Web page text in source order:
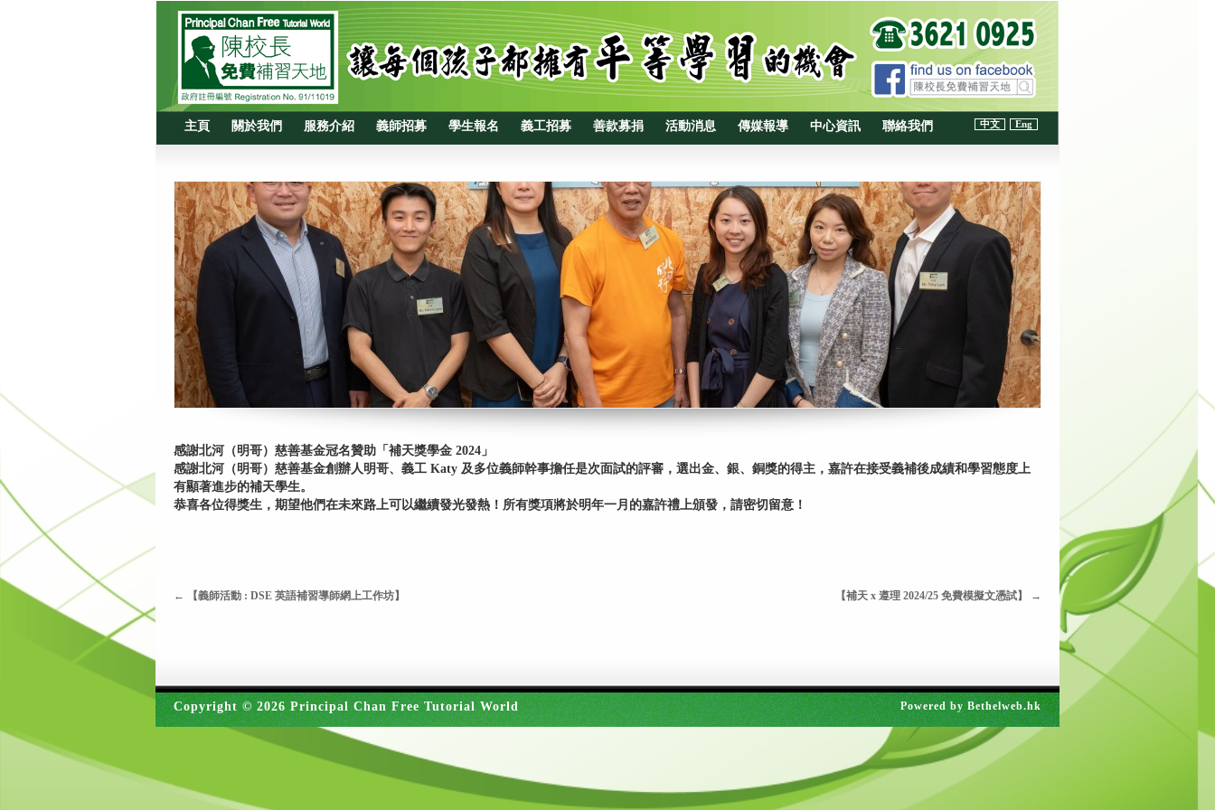
中文 Eng
主頁 關於我們 服務介紹 義師招募 學生報名 義工招募 善款募捐 活動消息 傳媒報導 中心資訊 聯絡我們
感謝北河（明哥）慈善基金冠名贊助「補天獎學金 2024」
感謝北河（明哥）慈善基金創辦人明哥、義工 Katy 及多位義師幹事擔任是次面試的評審，選出金、銀、銅獎的得主，嘉許在接受義補後成績和學習態度上
有顯著進步的補天學生。
恭喜各位得獎生，期望他們在未來路上可以繼續發光發熱！所有獎項將於明年一月的嘉許禮上頒發，請密切留意！
← 【義師活動 : DSE 英語補習導師網上工作坊】 【補天 x 遵理 2024/25 免費模擬文憑試】 →
Copyright © 2026 Principal Chan Free Tutorial World Powered byBethelweb.hk